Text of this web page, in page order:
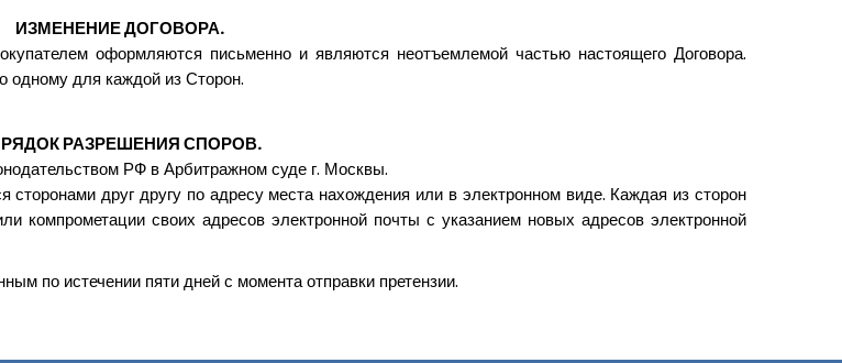
ИЗМЕНЕНИЕ ДОГОВОРА.
оформляются письменно и являются неотъемлемой частью настоящего Договора.
одному для каждой из Сторон.
РАЗРЕШЕНИЯ СПОРОВ.
РФ в Арбитражном суде г. Москвы.
сторонами друг другу по адресу места нахождения или в электронном виде. Каждая из сторон
компрометации своих адресов электронной почты с указанием новых адресов электронной
по истечении пяти дней с момента отправки претензии.